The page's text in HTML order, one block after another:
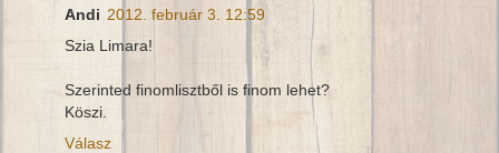
Andi 2012. február 3. 12:59
Szia Limara!
Szerinted finomlisztből is finom lehet?
Köszi.
Válasz